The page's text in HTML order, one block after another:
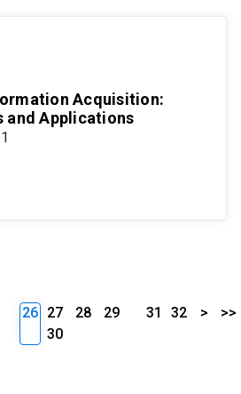
Acquisition:
and Applications
26 27 28
29
30
31 32 > >>